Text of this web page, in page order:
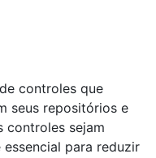
controles que
seus repositórios e
controles sejam
para reduzir